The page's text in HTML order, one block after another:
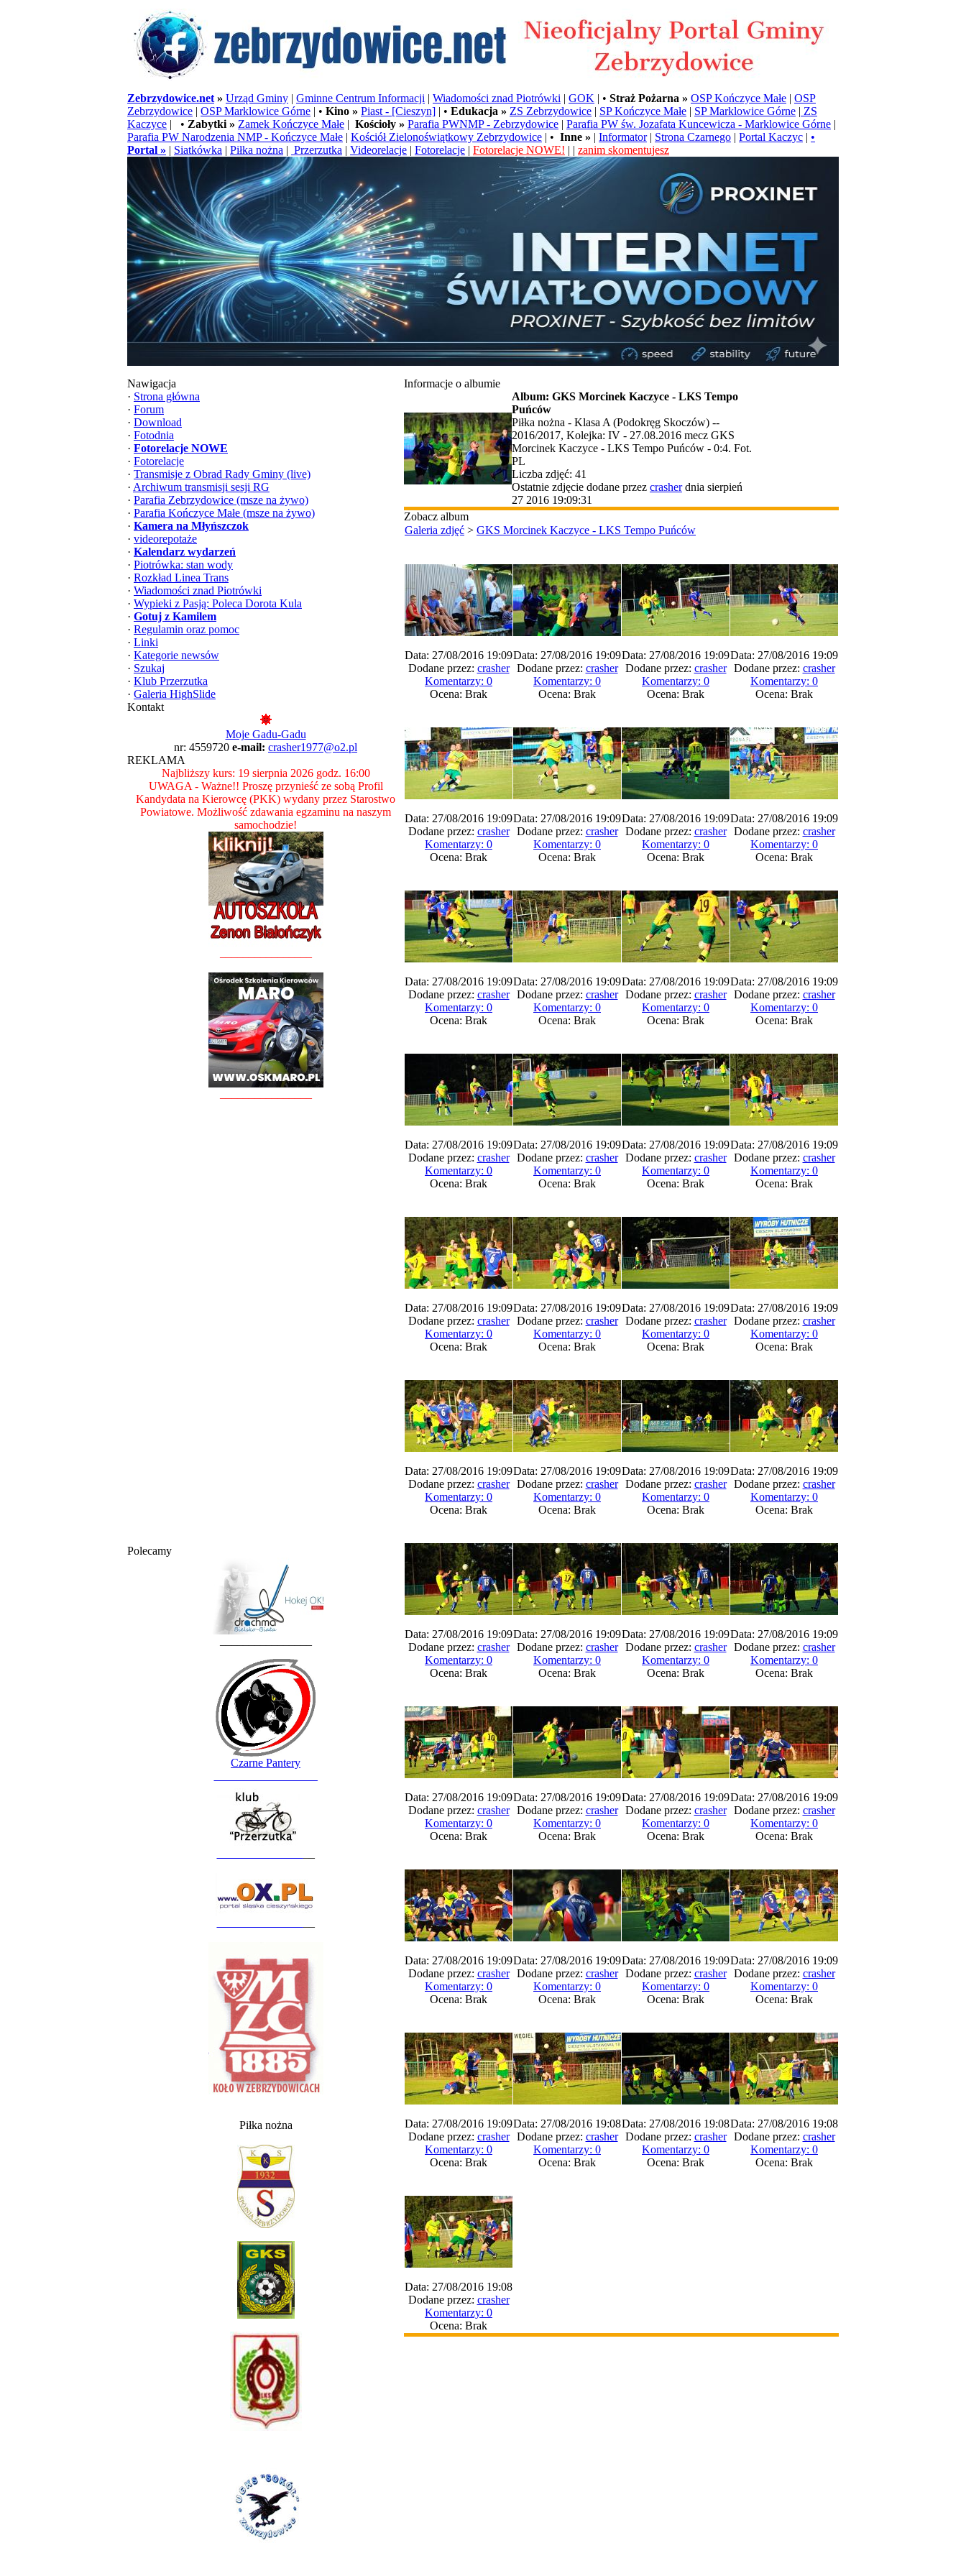
Zebrzydowice.net » Urząd Gminy | Gminne Centrum Informacji | Wiadomości znad Piotrówki | GOK | • Straż Pożarna » OSP Kończyce Małe | OSP
Zebrzydowice | OSP Marklowice Górne | • Kino » Piast - [Cieszyn] | • Edukacja » ZS Zebrzydowice | SP Kończyce Małe | SP Marklowice Górne | ZS
Kaczyce | • Zabytki » Zamek Kończyce Małe | Kościoły » Parafia PWNMP - Zebrzydowice | Parafia PW św. Jozafata Kuncewicza - Marklowice Górne |
Parafia PW Narodzenia NMP - Kończyce Małe | Kościół Zielonoświątkowy Zebrzydowice | • Inne » | Informator| Strona Czarnego | Portal Kaczyc | •
Portal » | Siatkówka | Piłka nożna | Przerzutka | Videorelacje | Fotorelacje | Fotorelacje NOWE! | | zanim skomentujesz
Nawigacja
· Strona główna
· Forum
· Download
· Fotodnia
· Fotorelacje NOWE
· Fotorelacje
· Transmisje z Obrad Rady Gminy (live)
· Archiwum transmisji sesji RG
· Parafia Zebrzydowice (msze na żywo)
· Parafia Kończyce Małe (msze na żywo)
· Kamera na Młyńszczok
· videorepotaże
· Kalendarz wydarzeń
· Piotrówka: stan wody
· Rozkład Linea Trans
· Wiadomości znad Piotrówki
· Wypieki z Pasją: Poleca Dorota Kula
· Gotuj z Kamilem
· Regulamin oraz pomoc
· Linki
· Kategorie newsów
· Szukaj
· Klub Przerzutka
· Galeria HighSlide
Kontakt
Moje Gadu-Gadu
nr: 4559720 e-mail: crasher1977@o2.pl
REKLAMA
Najbliższy kurs: 19 sierpnia 2026 godz. 16:00
UWAGA - Ważne!! Proszę przynieść ze sobą Profil
Kandydata na Kierowcę (PKK) wydany przez Starostwo
Powiatowe. Możliwość zdawania egzaminu na naszym
samochodzie!
Polecamy
Czarne Pantery
Piłka nożna
Informacje o albumie
Album: GKS Morcinek Kaczyce - LKS Tempo
Puńców
Piłka nożna - Klasa A (Podokręg Skoczów) --
2016/2017, Kolejka: IV - 27.08.2016 mecz GKS
Morcinek Kaczyce - LKS Tempo Puńców - 0:4. Fot.
PL
Liczba zdjęć: 41
Ostatnie zdjęcie dodane przez crasherdnia sierpień
27 2016 19:09:31
Zobacz album
Galeria zdjęć > GKS Morcinek Kaczyce - LKS Tempo Puńców
Data: 27/08/2016 19:09
Dodane przez: crasher
Komentarzy: 0
Ocena: Brak
Data: 27/08/2016 19:09
Dodane przez: crasher
Komentarzy: 0
Ocena: Brak
Data: 27/08/2016 19:09
Dodane przez: crasher
Komentarzy: 0
Ocena: Brak
Data: 27/08/2016 19:09
Dodane przez: crasher
Komentarzy: 0
Ocena: Brak
Data: 27/08/2016 19:09
Dodane przez: crasher
Komentarzy: 0
Ocena: Brak
Data: 27/08/2016 19:09
Dodane przez: crasher
Komentarzy: 0
Ocena: Brak
Data: 27/08/2016 19:09
Dodane przez: crasher
Komentarzy: 0
Ocena: Brak
Data: 27/08/2016 19:09
Dodane przez: crasher
Komentarzy: 0
Ocena: Brak
Data: 27/08/2016 19:09
Dodane przez: crasher
Komentarzy: 0
Ocena: Brak
Data: 27/08/2016 19:09
Dodane przez: crasher
Komentarzy: 0
Ocena: Brak
Data: 27/08/2016 19:09
Dodane przez: crasher
Komentarzy: 0
Ocena: Brak
Data: 27/08/2016 19:09
Dodane przez: crasher
Komentarzy: 0
Ocena: Brak
Data: 27/08/2016 19:09
Dodane przez: crasher
Komentarzy: 0
Ocena: Brak
Data: 27/08/2016 19:09
Dodane przez: crasher
Komentarzy: 0
Ocena: Brak
Data: 27/08/2016 19:09
Dodane przez: crasher
Komentarzy: 0
Ocena: Brak
Data: 27/08/2016 19:09
Dodane przez: crasher
Komentarzy: 0
Ocena: Brak
Data: 27/08/2016 19:09
Dodane przez: crasher
Komentarzy: 0
Ocena: Brak
Data: 27/08/2016 19:09
Dodane przez: crasher
Komentarzy: 0
Ocena: Brak
Data: 27/08/2016 19:09
Dodane przez: crasher
Komentarzy: 0
Ocena: Brak
Data: 27/08/2016 19:09
Dodane przez: crasher
Komentarzy: 0
Ocena: Brak
Data: 27/08/2016 19:09
Dodane przez: crasher
Komentarzy: 0
Ocena: Brak
Data: 27/08/2016 19:09
Dodane przez: crasher
Komentarzy: 0
Ocena: Brak
Data: 27/08/2016 19:09
Dodane przez: crasher
Komentarzy: 0
Ocena: Brak
Data: 27/08/2016 19:09
Dodane przez: crasher
Komentarzy: 0
Ocena: Brak
Data: 27/08/2016 19:09
Dodane przez: crasher
Komentarzy: 0
Ocena: Brak
Data: 27/08/2016 19:09
Dodane przez: crasher
Komentarzy: 0
Ocena: Brak
Data: 27/08/2016 19:09
Dodane przez: crasher
Komentarzy: 0
Ocena: Brak
Data: 27/08/2016 19:09
Dodane przez: crasher
Komentarzy: 0
Ocena: Brak
Data: 27/08/2016 19:09
Dodane przez: crasher
Komentarzy: 0
Ocena: Brak
Data: 27/08/2016 19:09
Dodane przez: crasher
Komentarzy: 0
Ocena: Brak
Data: 27/08/2016 19:09
Dodane przez: crasher
Komentarzy: 0
Ocena: Brak
Data: 27/08/2016 19:09
Dodane przez: crasher
Komentarzy: 0
Ocena: Brak
Data: 27/08/2016 19:09
Dodane przez: crasher
Komentarzy: 0
Ocena: Brak
Data: 27/08/2016 19:09
Dodane przez: crasher
Komentarzy: 0
Ocena: Brak
Data: 27/08/2016 19:09
Dodane przez: crasher
Komentarzy: 0
Ocena: Brak
Data: 27/08/2016 19:09
Dodane przez: crasher
Komentarzy: 0
Ocena: Brak
Data: 27/08/2016 19:09
Dodane przez: crasher
Komentarzy: 0
Ocena: Brak
Data: 27/08/2016 19:08
Dodane przez: crasher
Komentarzy: 0
Ocena: Brak
Data: 27/08/2016 19:08
Dodane przez: crasher
Komentarzy: 0
Ocena: Brak
Data: 27/08/2016 19:08
Dodane przez: crasher
Komentarzy: 0
Ocena: Brak
Data: 27/08/2016 19:08
Dodane przez: crasher
Komentarzy: 0
Ocena: Brak